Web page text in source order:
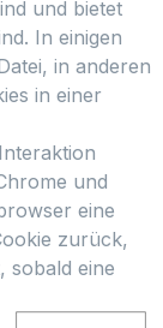
und bietet
In einigen
in anderen
in einer
und
eine
zurück,
sobald eine